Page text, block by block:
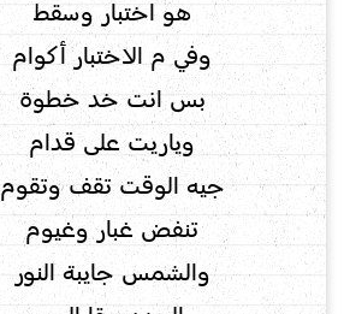
هو اختبار وسقط
وفي م الاختبار أكوام
بس انت خد خطوة
وياريت على قدام
جيه الوقت تقف وتقوم
تنفض غبار وغيوم
والشمس جايبة النور